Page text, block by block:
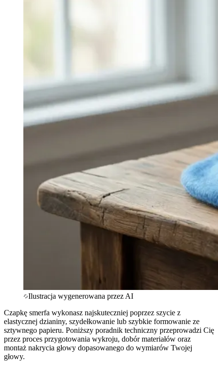
Ilustracja wygenerowana przez AI
Czapkę smerfa wykonasz najskuteczniej poprzez szycie z
elastycznej dzianiny, szydełkowanie lub szybkie formowanie ze
sztywnego papieru. Poniższy poradnik techniczny przeprowadzi Cię
przez proces przygotowania wykroju, dobór materiałów oraz
montaż nakrycia głowy dopasowanego do wymiarów Twojej
głowy.